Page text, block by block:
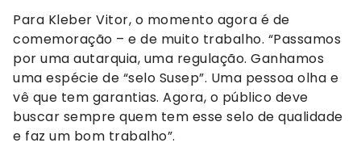
Para Kleber Vitor, o momento agora é de
comemoração – e de muito trabalho. “Passamos
por uma autarquia, uma regulação. Ganhamos
uma espécie de “selo Susep”. Uma pessoa olha e
vê que tem garantias. Agora, o público deve
buscar sempre quem tem esse selo de qualidade
e faz um bom trabalho”.